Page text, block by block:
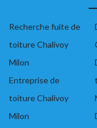
Recherche fuite de
toiture Chalivoy
Milon
Entreprise de
toiture Chalivoy
Milon